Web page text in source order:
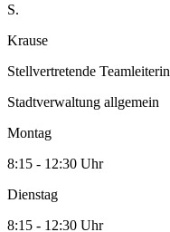
S.
Krause
Stellvertretende Teamleiterin
Stadtverwaltung allgemein
Montag
8:15 - 12:30 Uhr
Dienstag
8:15 - 12:30 Uhr